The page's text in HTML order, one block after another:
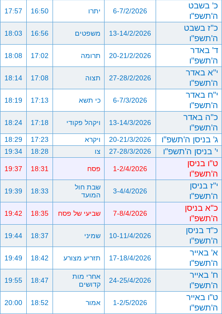
כ' בשבט
ה'תשפ"ו
6-7/2/2026 יתרו 16:50
17:57
כ"ז בשבט
ה'תשפ"ו
13-14/2/2026 משפטים 16:56
18:03
ד' באדר
ה'תשפ"ו
20-21/2/2026 תרומה 17:02
18:08
י"א באדר
ה'תשפ"ו
27-28/2/2026 תצוה 17:08
18:14
י"ח באדר
ה'תשפ"ו
6-7/3/2026 כי תשא 17:13
18:19
כ"ה באדר
ה'תשפ"ו
13-14/3/2026 ויקהל פקודי 17:18
18:24
ג' בניסן ה'תשפ"ו 20-21/3/2026 ויקרא 17:23
18:29
י' בניסן ה'תשפ"ו 27-28/3/2026 צו 18:28
19:34
ט"ו בניסן
ה'תשפ"ו
1-2/4/2026 פסח 18:31
19:37
י"ז בניסן
ה'תשפ"ו
3-4/4/2026
שבת חול
המועד
18:33
19:39
כ"א בניסן
ה'תשפ"ו
7-8/4/2026 שביעי של פסח 18:35
19:42
כ"ד בניסן
ה'תשפ"ו
10-11/4/2026 שמיני 18:37
19:44
א' באייר
ה'תשפ"ו
17-18/4/2026 תזריע מצורע 18:42
19:49
ח' באייר
ה'תשפ"ו
24-25/4/2026
אחרי מות
קדושים
18:47
19:55
ט"ו באייר
ה'תשפ"ו
1-2/5/2026 אמור 18:52
20:00